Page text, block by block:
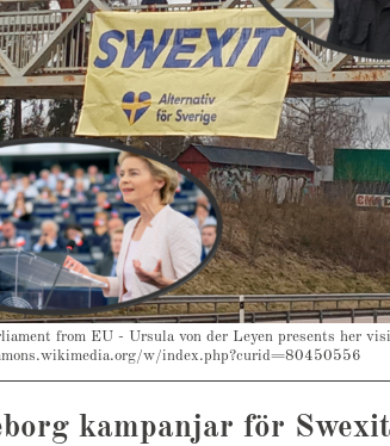
from EU - Ursula von der Leyen presents her
w/index.php?curid=80450556
kampanjar för